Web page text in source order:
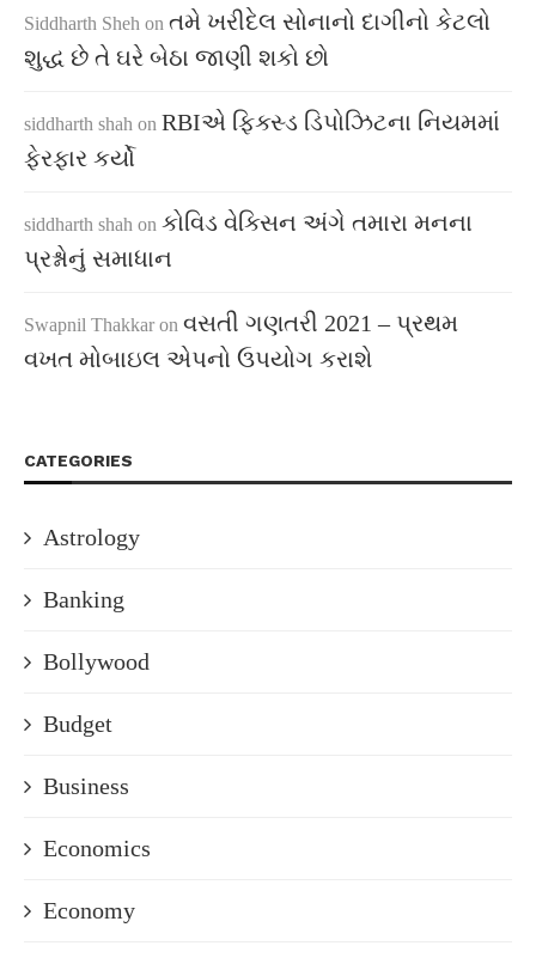
Siddharth Sheh on તમે ખરીદેલ સોનાનો દાગીનો કેટલો
શુદ્ધ છે તે ઘરે બેઠા જાણી શકો છો
siddharth shah on RBIએ ફિક્સ્ડ ડિપોઝિટના નિયમમાં
ફેરફાર કર્યો
siddharth shah on કોવિડ વેક્સિન અંગે તમારા મનના
પ્રશ્નોનું સમાધાન
Swapnil Thakkar on વસતી ગણતરી 2021 – પ્રથમ
વખત મોબાઇલ એપનો ઉપયોગ કરાશે
CATEGORIES
Astrology
Banking
Bollywood
Budget
Business
Economics
Economy